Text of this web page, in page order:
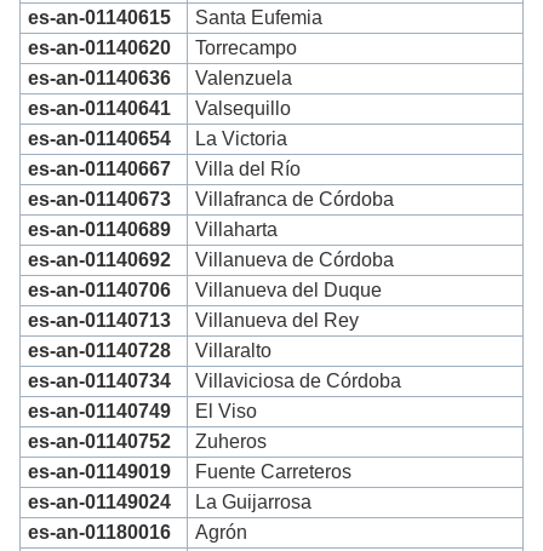
es-an-01140615
Santa Eufemia
es-an-01140620
Torrecampo
es-an-01140636
Valenzuela
es-an-01140641
Valsequillo
es-an-01140654
La Victoria
es-an-01140667
Villa del Río
es-an-01140673
Villafranca de Córdoba
es-an-01140689
Villaharta
es-an-01140692
Villanueva de Córdoba
es-an-01140706
Villanueva del Duque
es-an-01140713
Villanueva del Rey
es-an-01140728
Villaralto
es-an-01140734
Villaviciosa de Córdoba
es-an-01140749
El Viso
es-an-01140752
Zuheros
es-an-01149019
Fuente Carreteros
es-an-01149024
La Guijarrosa
es-an-01180016
Agrón